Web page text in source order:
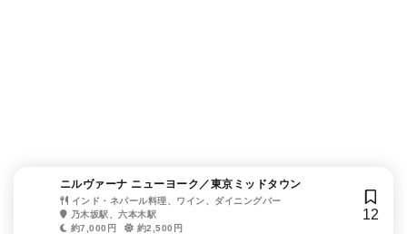
ニルヴァーナ ニューヨーク／東京ミッドタウン
インド・ネパール料理、ワイン、ダイニングバー
乃木坂駅、六本木駅
約7,000円
約2,500円
12